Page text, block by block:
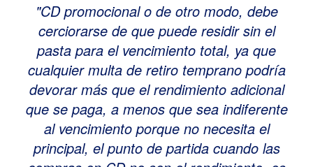
CD promocional o de otro modo, debe
cerciorarse de que puede residir sin el
pasta para el vencimiento total, ya que
cualquier multa de retiro temprano podría
devorar más que el rendimiento adicional
que se paga, a menos que sea indiferente
al vencimiento porque no necesita el
principal, el punto de partida cuando las